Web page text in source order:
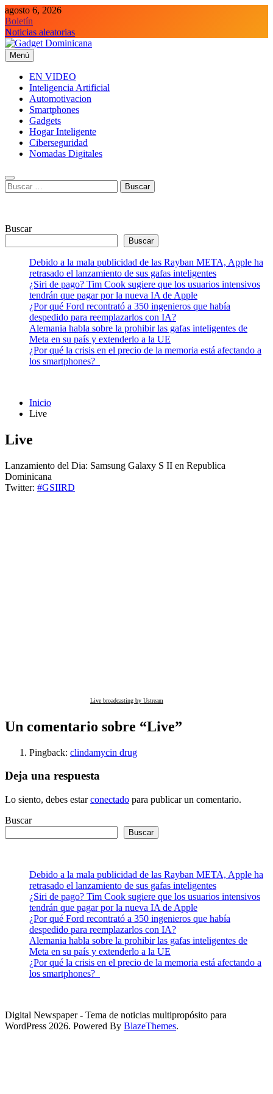
Saltar
al
contenido
agosto 6, 2026
Boletín
Noticias aleatorias
Gadget Dominicana
Gadgets y Tecnología de consumo
Menú
EN VIDEO
Inteligencia Artificial
Automotivacion
Smartphones
Gadgets
Hogar Inteligente
Ciberseguridad
Nomadas Digitales
Buscar:
Buscar
Buscar
Debido a la mala publicidad de las Rayban META, Apple ha
retrasado el lanzamiento de sus gafas inteligentes
¿Siri de pago? Tim Cook sugiere que los usuarios intensivos
tendrán que pagar por la nueva IA de Apple
¿Por qué Ford recontrató a 350 ingenieros que había
despedido para reemplazarlos con IA?
Alemania habla sobre la prohibir las gafas inteligentes de
Meta en su país y extenderlo a la UE
¿Por qué la crisis en el precio de la memoria está afectando a
los smartphones?
Inicio
Live
Live
Lanzamiento del Dia: Samsung Galaxy S II en Republica
Dominicana
Twitter: #GSIIRD
Live broadcasting by Ustream
Un comentario sobre “Live”
Pingback: clindamycin drug
Deja una respuesta
Lo siento, debes estarconectado para publicar un comentario.
Buscar
Buscar
Debido a la mala publicidad de las Rayban META, Apple ha
retrasado el lanzamiento de sus gafas inteligentes
¿Siri de pago? Tim Cook sugiere que los usuarios intensivos
tendrán que pagar por la nueva IA de Apple
¿Por qué Ford recontrató a 350 ingenieros que había
despedido para reemplazarlos con IA?
Alemania habla sobre la prohibir las gafas inteligentes de
Meta en su país y extenderlo a la UE
¿Por qué la crisis en el precio de la memoria está afectando a
los smartphones?
Digital Newspaper - Tema de noticias multipropósito para
WordPress 2026. Powered By BlazeThemes.